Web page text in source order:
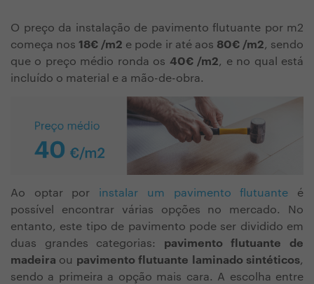
O preço da instalação de pavimento flutuante por m2
começa nos18€ /m2 e pode ir até aos 80€ /m2, sendo
que o preço médio ronda os 40€ /m2, e no qual está
incluído o material e a mão-de-obra.
Ao optar por instalar um pavimento flutuante é
possível encontrar várias opções no mercado. No
entanto, este tipo de pavimento pode ser dividido em
duas grandes categorias: pavimento flutuante de
madeira ou pavimento flutuante laminado sintéticos,
sendo a primeira a opção mais cara. A escolha entre